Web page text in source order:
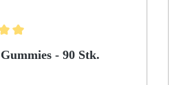
- 90 Stk.